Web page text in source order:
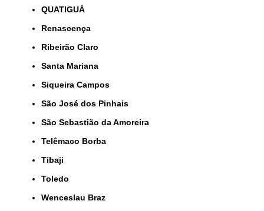
QUATIGUÁ
Renascença
Ribeirão Claro
Santa Mariana
Siqueira Campos
São José dos Pinhais
São Sebastião da Amoreira
Telêmaco Borba
Tibaji
Toledo
Wenceslau Braz